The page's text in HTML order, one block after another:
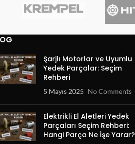
Şarjlı Motorlar ve Uyumlu
Yedek Parçalar: Seçim
Rehberi
5 Mayıs 2025 No Comments
Elektrikli El Aletleri Yedek
Parçaları Seçim Rehberi:
Hangi Parça Ne İşe Yarar?